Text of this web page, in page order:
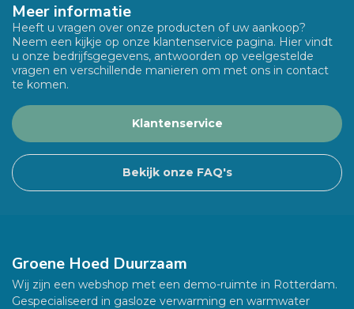
Meer informatie
Heeft u vragen over onze producten of uw aankoop?
Neem een kijkje op onze klantenservice pagina. Hier vindt
u onze bedrijfsgegevens, antwoorden op veelgestelde
vragen en verschillende manieren om met ons in contact
te komen.
Klantenservice
Bekijk onze FAQ's
Groene Hoed Duurzaam
Wij zijn een webshop met een demo-ruimte in Rotterdam.
Gespecialiseerd in gasloze verwarming en warmwater